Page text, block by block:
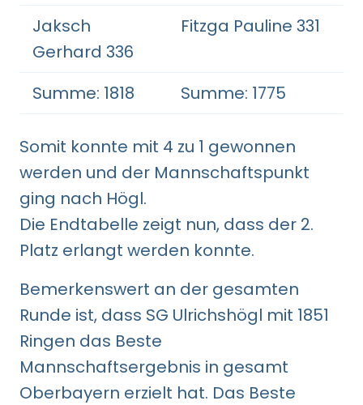
Jaksch
Gerhard 336
Fitzga Pauline 331
Summe: 1818 Summe: 1775
Somit konnte mit 4 zu 1 gewonnen
werden und der Mannschaftspunkt
ging nach Högl.
Die Endtabelle zeigt nun, dass der 2.
Platz erlangt werden konnte.
Bemerkenswert an der gesamten
Runde ist, dass SG Ulrichshögl mit 1851
Ringen das Beste
Mannschaftsergebnis in gesamt
Oberbayern erzielt hat. Das Beste